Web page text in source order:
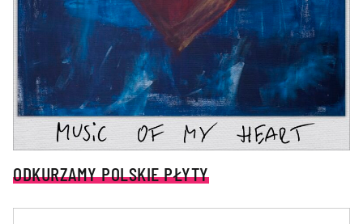
ODKURZAMY POLSKIE PŁYTY